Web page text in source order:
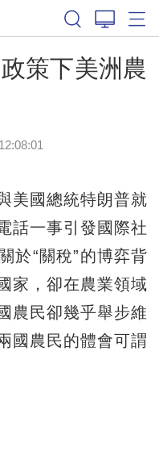
策下美洲農
國總統特朗普就
話一事引發國際社
於“關稅”的博弈背
家，卻在農業領域
農民卻幾乎舉步維
國農民的體會可謂